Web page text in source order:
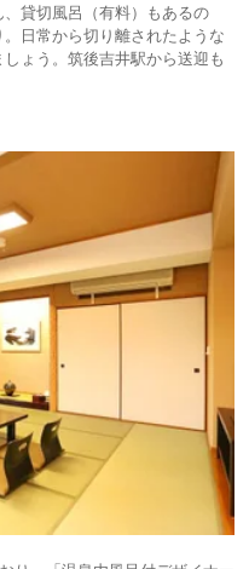
貸切風呂（有料）もあるの
日常から切り離されたような
ょう。筑後吉井駅から送迎も